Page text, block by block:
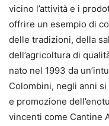
vicino l’attività e i
offrire un esempio di
delle tradizioni, della
dell’agricoltura di
nato nel 1993 da
Colombini, negli anni
e promozione
vincenti come Cantine